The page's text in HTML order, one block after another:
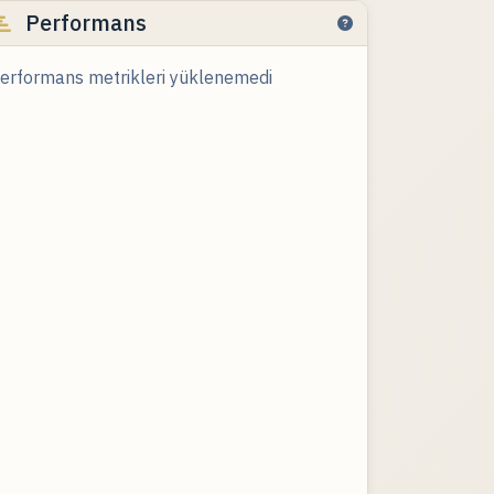
Performans
metrikleri yüklenemedi